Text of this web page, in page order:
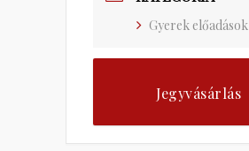
Gyerek előadások
Jegyvásárlás